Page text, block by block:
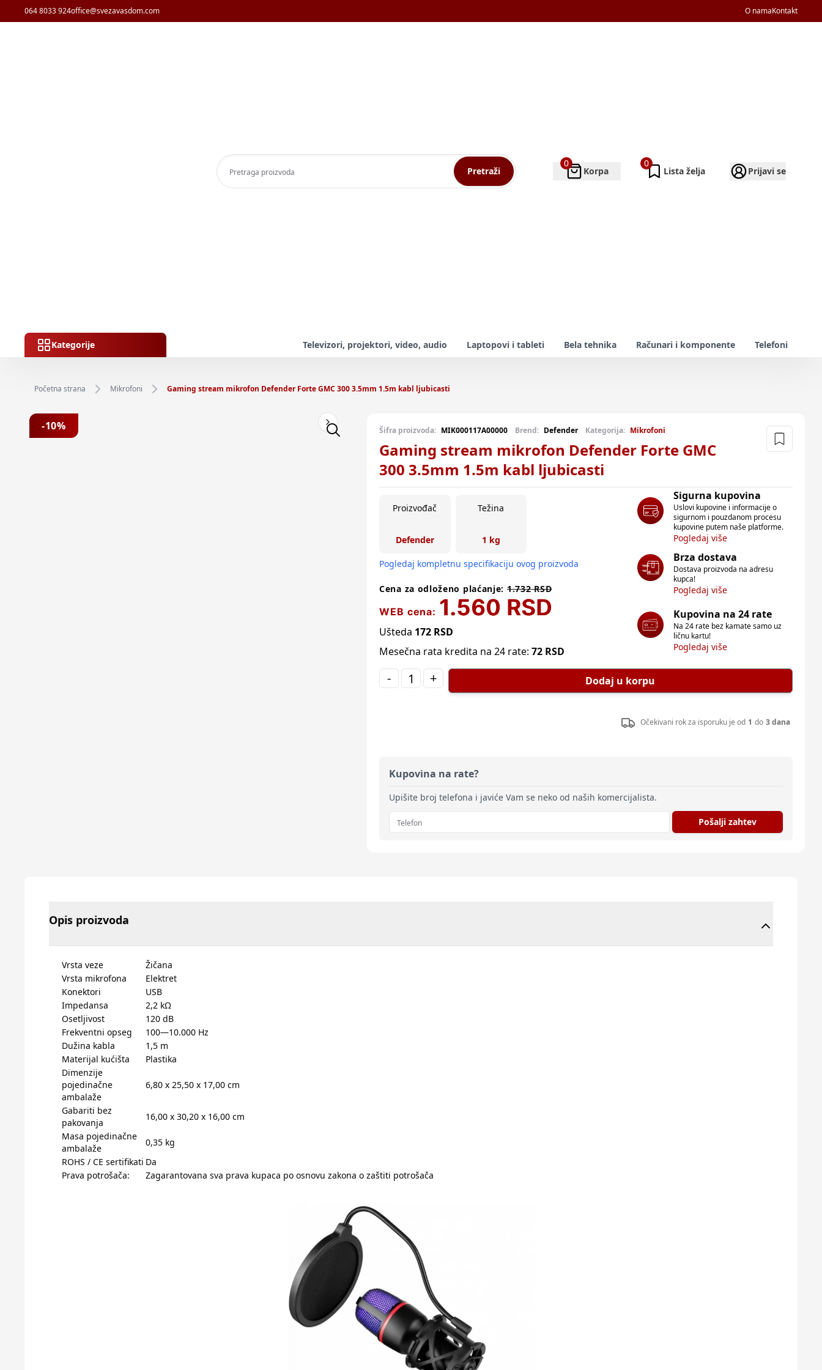
064 8033 924office@svezavasdom.com O namaKontakt
Pretraži
0
Korpa
0
Lista želja Prijavi se
Kategorije Televizori, projektori, video, audio Laptopovi i tableti Bela tehnika Računari i komponente Telefoni
Početna strana Mikrofoni Gaming stream mikrofon Defender Forte GMC 300 3.5mm 1.5m kabl ljubicasti
Previous slide Next slide
-10% Šifra proizvoda: MIK000117A00000 Brend: Defender Kategorija: Mikrofoni
Gaming stream mikrofon Defender Forte GMC
300 3.5mm 1.5m kabl ljubicasti
Proizvođač
Defender
Težina
1 kg
Pogledaj kompletnu specifikaciju ovog proizvoda
Cena za odloženo plaćanje: 1.732RSD
WEB cena: 1.560 RSD
Ušteda 172 RSD
Mesečna rata kredita na 24 rate: 72 RSD
Sigurna kupovina
Uslovi kupovine i informacije o
sigurnom i pouzdanom procesu
kupovine putem naše platforme.
Pogledaj više
Brza dostava
Dostava proizvoda na adresu
kupca!
Pogledaj više
Kupovina na 24 rate
Na 24 rate bez kamate samo uz
ličnu kartu!
Pogledaj više
- + Dodaj u korpu
Očekivani rok za isporuku je od 1 do 3 dana
Kupovina na rate?
Upišite broj telefona i javiće Vam se neko od naših komercijalista.
Pošalji zahtev
Opis proizvoda
Vrsta veze
Žičana
Vrsta mikrofona
Elektret
Konektori
USB
Impedansa
2,2 kΩ
Osetljivost
120 dB
Frekventni opseg
100—10.000 Hz
Dužina kabla
1,5 m
Materijal kućišta
Plastika
Dimenzije
pojedinačne
ambalaže
6,80 x 25,50 x 17,00 cm
Gabariti bez
pakovanja
16,00 x 30,20 x 16,00 cm
Masa pojedinačne
ambalaže
0,35 kg
ROHS / CE sertifikati Da
Prava potrošača:
Zagarantovana sva prava kupaca po osnovu zakona o zaštiti potrošača